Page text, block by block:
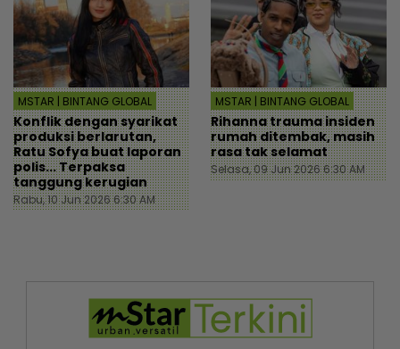
MSTAR | BINTANG GLOBAL
Konflik dengan syarikat
produksi berlarutan,
Ratu Sofya buat laporan
polis... Terpaksa
tanggung kerugian
Rabu, 10 Jun 2026 6:30 AM
MSTAR | BINTANG GLOBAL
Rihanna trauma insiden
rumah ditembak, masih
rasa tak selamat
Selasa, 09 Jun 2026 6:30 AM